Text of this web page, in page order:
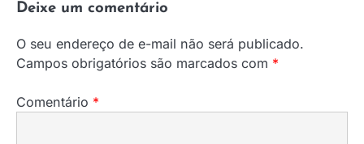
Deixe um comentário
O seu endereço de e-mail não será publicado.
Campos obrigatórios são marcados com *
Comentário *